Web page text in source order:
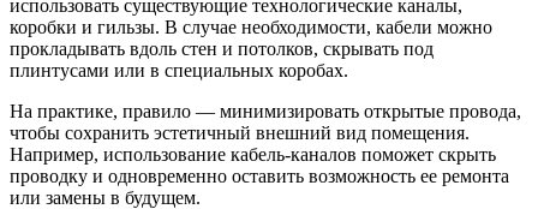
использовать существующие технологические каналы,
коробки и гильзы. В случае необходимости, кабели можно
прокладывать вдоль стен и потолков, скрывать под
плинтусами или в специальных коробах.
На практике, правило — минимизировать открытые провода,
чтобы сохранить эстетичный внешний вид помещения.
Например, использование кабель-каналов поможет скрыть
проводку и одновременно оставить возможность ее ремонта
или замены в будущем.